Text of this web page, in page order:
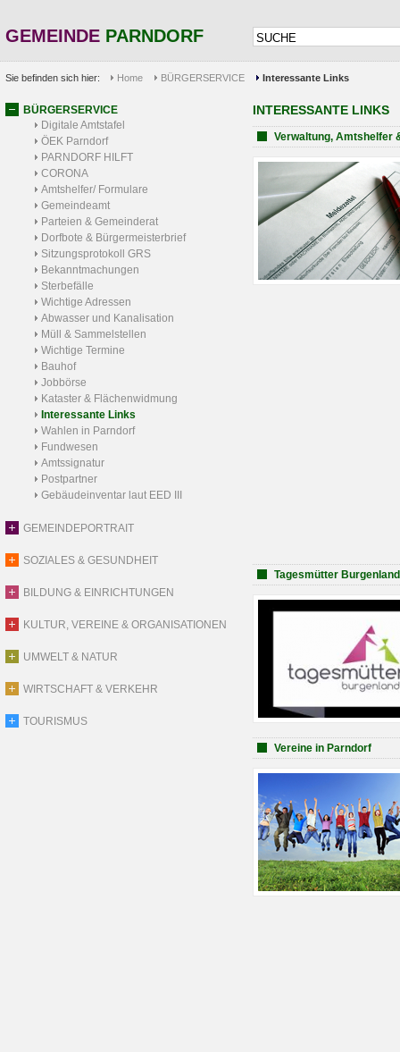
GEMEINDE PARNDORF
Sie befinden sich hier: Home BÜRGERSERVICE Interessante Links
BÜRGERSERVICE
Digitale Amtstafel
ÖEK Parndorf
PARNDORF HILFT
CORONA
Amtshelfer/ Formulare
Gemeindeamt
Parteien & Gemeinderat
Dorfbote & Bürgermeisterbrief
Sitzungsprotokoll GRS
Bekanntmachungen
Sterbefälle
Wichtige Adressen
Abwasser und Kanalisation
Müll & Sammelstellen
Wichtige Termine
Bauhof
Jobbörse
Kataster & Flächenwidmung
Interessante Links
Wahlen in Parndorf
Fundwesen
Amtssignatur
Postpartner
Gebäudeinventar laut EED III
GEMEINDEPORTRAIT
SOZIALES & GESUNDHEIT
BILDUNG & EINRICHTUNGEN
KULTUR, VEREINE & ORGANISATIONEN
UMWELT & NATUR
WIRTSCHAFT & VERKEHR
TOURISMUS
INTERESSANTE LINKS
Verwaltung, Amtshelfer
Tagesmütter Burgenland
Vereine in Parndorf